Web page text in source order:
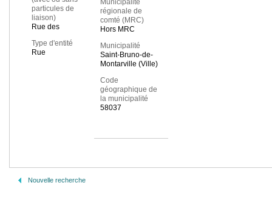
particules de
liaison)
Rue des
Type d'entité
Rue
Municipalité
régionale de
comté (MRC)
Hors MRC
Municipalité
Saint-Bruno-de-
Montarville (Ville)
Code
géographique de
la municipalité
58037
Nouvelle recherche